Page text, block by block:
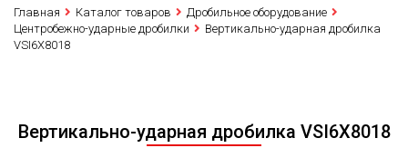
Главная Каталог товаров
Дробильное оборудование
Центробежно-ударные дробилки
Вертикально-ударная дробилка
VSI6X8018
Вертикально-ударная дробилка VSI6X8018